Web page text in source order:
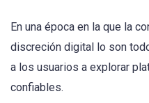
En una época en la que la
discreción digital lo son
a los usuarios a explorar
confiables.